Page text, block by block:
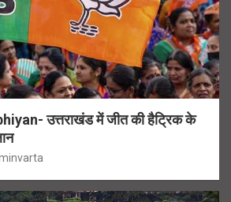
उत्तराखंड में जीत की हैट्रिक के